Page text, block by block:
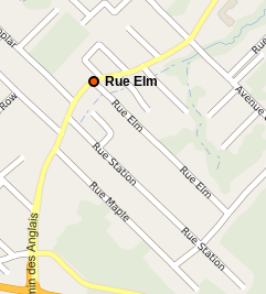
Rue Elm